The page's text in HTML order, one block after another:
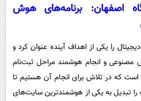
اصفهان: برنامه‌های هوش
را یکی از اهداف آینده عنوان کرد و
و انجام هوشمند مراحل ثبت‌نام
است که در تلاش برای انجام آن هستیم تا
را تبدیل به یکی از هوشمندترین سایت‌های